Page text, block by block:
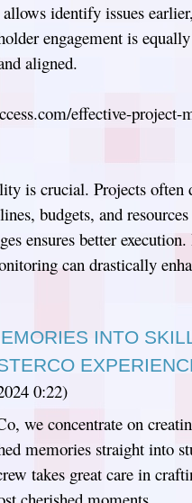
identify issues
engagement is
aligned.
effective-project-
is crucial. Projects often
budgets, and
ensures better
can drastically
INTO
0:22)
we concentrate on
memories straight into
takes great care in